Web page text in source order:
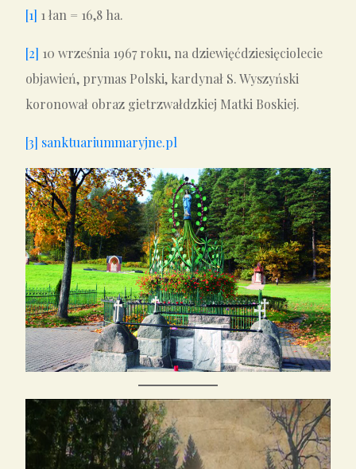
[1] 1 łan = 16,8 ha.
[2] 10 września 1967 roku, na dziewięćdziesięciolecie
objawień, prymas Polski, kardynał S. Wyszyński
koronował obraz gietrzwałdzkiej Matki Boskiej.
[3] sanktuariummaryjne.pl